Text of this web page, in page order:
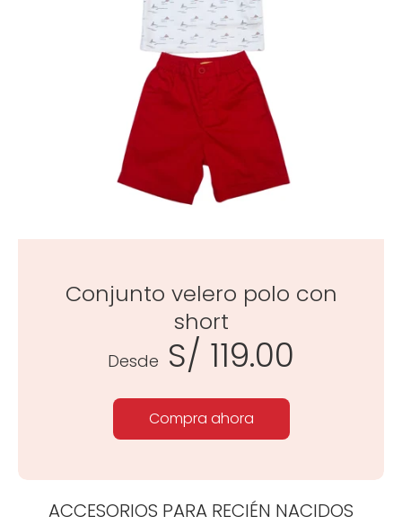
Conjunto velero polo con
short
Desde S/ 119.00
Compra ahora
ACCESORIOS PARA RECIÉN NACIDOS